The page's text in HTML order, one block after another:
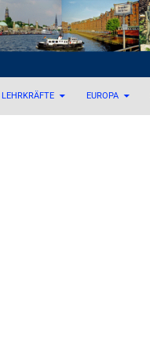
LEHRKRÄFTE EUROPA